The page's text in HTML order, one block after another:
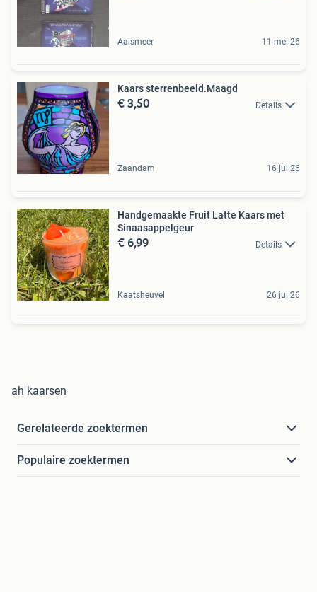
Aalsmeer 11 mei 26
Kaars sterrenbeeld.Maagd
€ 3,50 Details
Zaandam 16 jul 26
Handgemaakte Fruit Latte Kaars met
Sinaasappelgeur
€ 6,99 Details
Kaatsheuvel 26 jul 26
ah kaarsen
Gerelateerde zoektermen
Populaire zoektermen